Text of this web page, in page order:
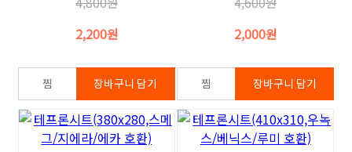
2,200원
2,000원